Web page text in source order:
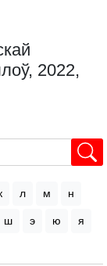
2022,
л м н
ш э ю я